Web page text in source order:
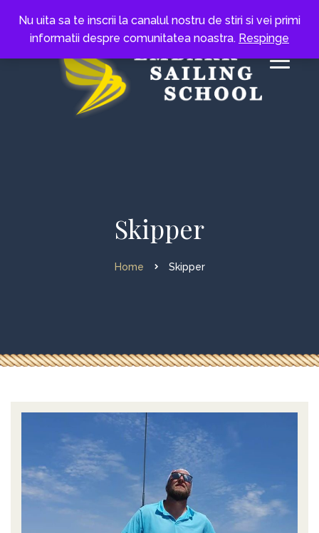
Skipper
Home Skipper
Nu uita sa te inscrii la canalul nostru de stiri si vei primi
informatii despre comunitatea noastra. Respinge